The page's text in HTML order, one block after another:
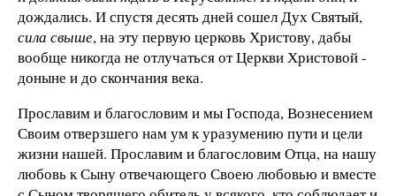
дождались. И спустя десять дней сошел Дух Святый,
сила свыше, на эту первую церковь Христову, дабы
вообще никогда не отлучаться от Церкви Христовой -
доныне и до скончания века.
Прославим и благословим и мы Господа, Вознесением
Своим отверзшего нам ум к уразумению пути и цели
жизни нашей. Прославим и благословим Отца, на нашу
любовь к Сыну отвечающего Своею любовью и вместе